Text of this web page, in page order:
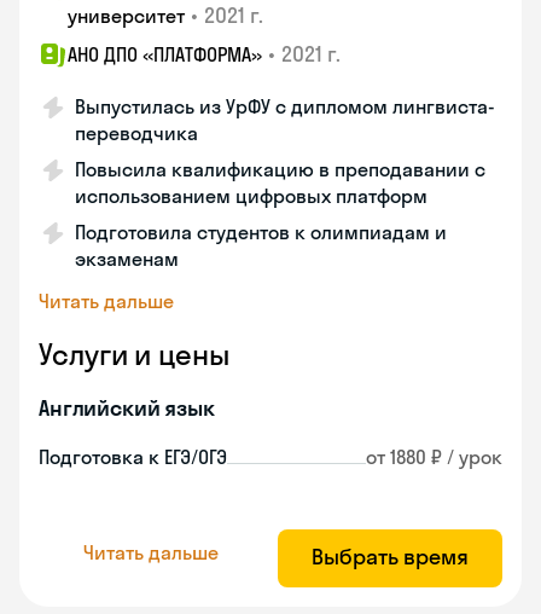
университет • 2021 г.
АНО ДПО «ПЛАТФОРМА» • 2021 г.
Выпустилась из УрФУ с дипломом лингвиста-
переводчика
Повысила квалификацию в преподавании с
использованием цифровых платформ
Подготовила студентов к олимпиадам и
экзаменам
Читать дальше
Услуги и цены
Английский язык
Подготовка к ЕГЭ/ОГЭ от 1880 ₽ / урок
Читать дальше Выбрать время